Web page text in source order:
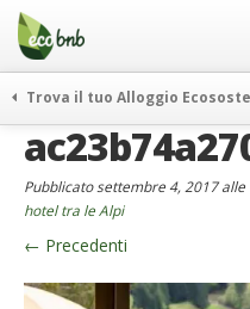
Menu
Salta
contenuto
Offerte Speciali
Regali
FAQ
Chi Siamo
Partner
Trova il tuo Alloggio
weekend green
curiosità
vivere e viaggiare verde
news ed eventi
Pubblicatosettembre 4, 2017alle
hotel tra le Alpi
← Precedenti